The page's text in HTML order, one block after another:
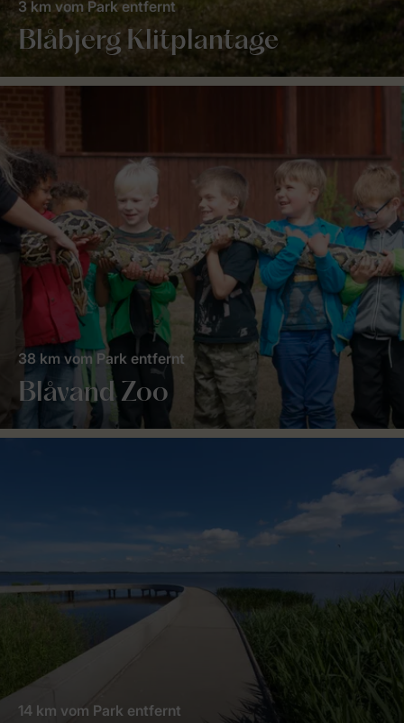
Blåbjerg Klitplantage
3 km vom Park entfernt
Blåvand Zoo
38 km vom Park entfernt
14 km vom Park entfernt